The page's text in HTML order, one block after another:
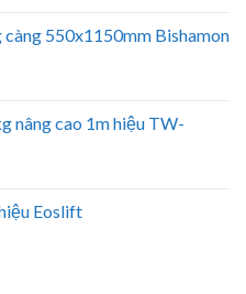
càng 550x1150mm Bishamon
nâng cao 1m hiệu TW-
Eoslift